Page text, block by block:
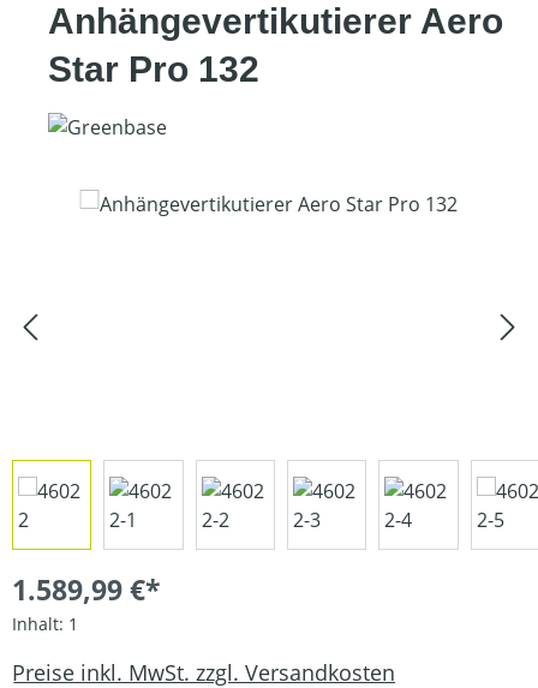
Anhängevertikutierer Aero
Star Pro 132
Bildergalerie überspringen
1.589,99 €*
Inhalt: 1
Preise inkl. MwSt. zzgl. Versandkosten